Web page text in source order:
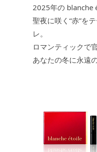
2025年の blanche
聖夜に咲く“赤”を
レ。
ロマンティックで
あなたの冬に永遠
MEN'S SELECT 男性
OTHER その他